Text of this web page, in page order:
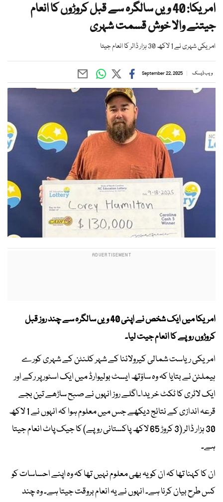
امریکا: 40 ویں سالگرہ سے قبل کروڑوں کا انعام
جیتنے والا خوش قسمت شہری
امریکی شہری نے 1 لاکھ 30 ہزار ڈالر کا انعام جیتا
ویب ڈیسک September 22, 2025
امریکا میں ایک شخص نے اپنی 40 ویں سالگرہ سے چند روز قبل
کروڑوں روپے کا انعام جیت لیا۔
امریکی ریاست شمالی کیرولائنا کے شہر کلنٹن کے شہری کورے
ہیملٹن نے بتایا کہ وہ ساؤتھ ایسٹ بولیوارڈ میں ایک اسٹور پر رکے اور
ایک لاٹری کا ٹکٹ خریدا۔اگلے روز انہوں نے صبح ساڑھے تین بجے
قرعہ اندازی کے نتائج دیکھے جس میں معلوم ہوا کہ انہوں نے 1 لاکھ
30 ہزار ڈالر (3 کروڑ 65 لاکھ پاکستانی روپے) کا جیک پاٹ انعام جیتا
ہے۔
ان کا کہنا تھا کہ ان کو یہ بھی معلوم نہیں تھا کہ وہ اپنے احساسات کو
کس طرح بیان کرنا ہے۔ انہوں نے یہ انعام بروقت جیتا ہے۔ وہ چند